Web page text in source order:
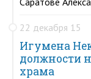
22 декабря 15
Игумена
должности
храма